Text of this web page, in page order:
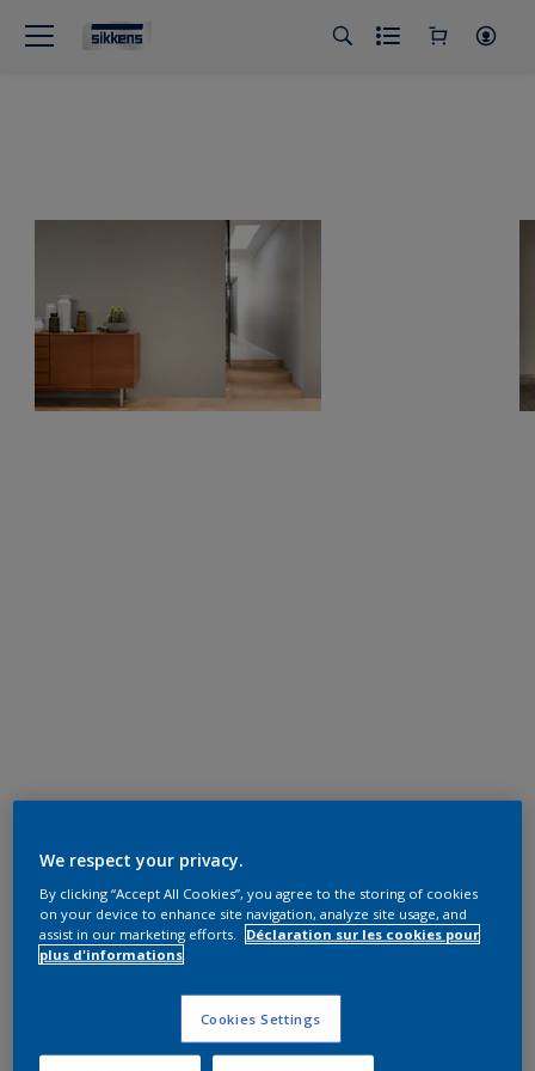
We respect your privacy.
By clicking “Accept All Cookies”, you agree to the storing of cookies
on your device to enhance site navigation, analyze site usage, and
assist in our marketing efforts.
Déclaration sur les cookies pour
plus d'informations
Cookies Settings